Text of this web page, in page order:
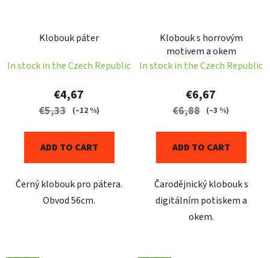
Klobouk páter
In stock in the Czech Republic
€4,67
€5,33 (–12 %)
ADD TO CART
Černý klobouk pro pátera.
Obvod 56cm.
Klobouk s horrovým
motivem a okem
In stock in the Czech Republic
€6,67
€6,88 (–3 %)
ADD TO CART
Čarodějnický klobouk s
digitálním potiskem a
okem.